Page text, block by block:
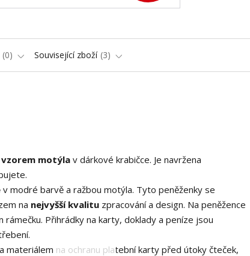
0 Související zboží 3
motýlav dárkové krabičce. Je navržena
v modré barvě a ražbou motýla. Tyto peněženky se
na nejvyšší kvalitu zpracování a design. Na peněžence
Přihrádky na karty, doklady a peníze jsou
materiálem na ochranu platební karty před útoky čteček,